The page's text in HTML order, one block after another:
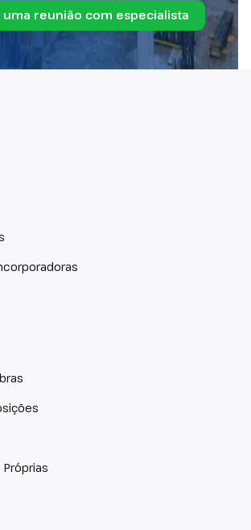
uma reunião com especialista